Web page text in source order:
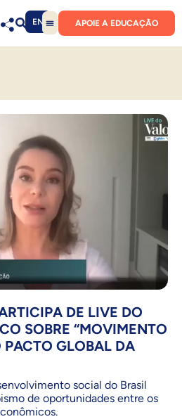
EN APOIE A EDUCAÇÃO
DE LIVE DO
SOBRE “MOVIMENTO
GLOBAL DA
social do Brasil
de oportunidades entre os